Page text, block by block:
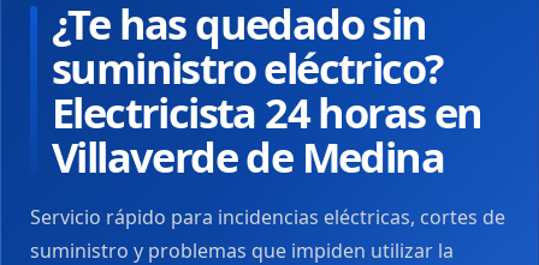
¿Te has quedado sin
suministro eléctrico?
Electricista 24 horas en
Villaverde de Medina
Servicio rápido para incidencias eléctricas, cortes de
suministro y problemas que impiden utilizar la